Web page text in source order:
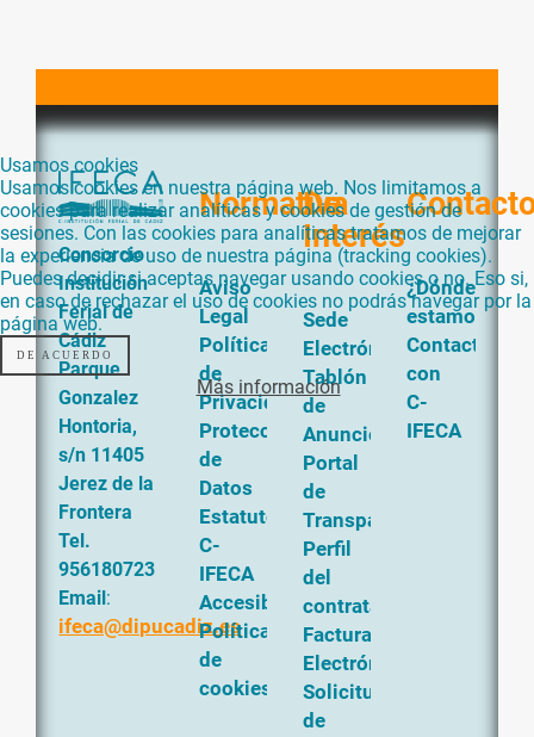
Consorcio
Institución
Ferial de
Cádiz
Parque
Gonzalez
Hontoria,
s/n 11405
Jerez de la
Frontera
Tel.
956180723
Email :
ifeca@dipucadiz.es
Normativa
Aviso
Legal
Política
de
Privacidad
Protección
de
Datos
Estatutos
C-
IFECA
Accesibilidad
Política
de
cookies
De
Interés
Sede
Electrónica
Tablón
de
Anuncios
Portal
de
Transparencia
Perfil
del
contratante
Factura
Electrónica
Solicitud
de
¿Dónde
estamos?
Contacta
con
C-
IFECA
Usamos cookies
Usamos cookies en nuestra página web. Nos limitamos a
cookies para realizar analíticas y cookies de gestión de
sesiones. Con las cookies para analíticas tratamos de mejorar
la experiencia de uso de nuestra página (tracking cookies).
Puedes decidir si aceptas navegar usando cookies o no. Eso si,
en caso de rechazar el uso de cookies no podrás navegar por la
página web.
DE ACUERDO
Más información